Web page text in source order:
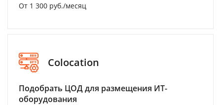
От 1 300 руб./месяц
Colocation
Подобрать ЦОД для размещения ИТ-
оборудования